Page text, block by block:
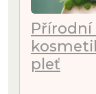
Přírodní
pleť